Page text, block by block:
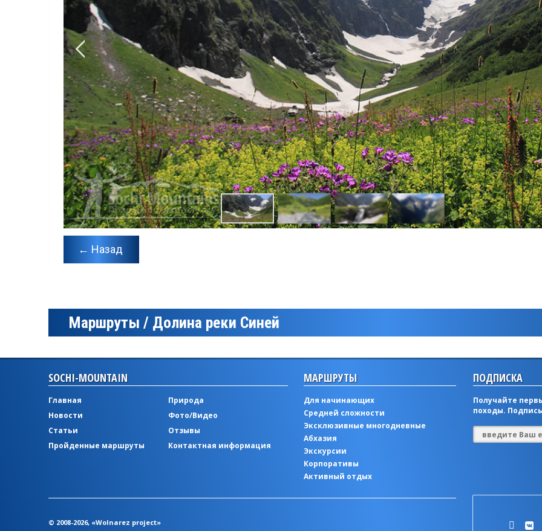
← Назад
Маршруты / Долина реки Синей
SOCHI-MOUNTAIN
Главная
Новости
Статьи
Пройденные маршруты
Природа
Фото/Видео
Отзывы
Контактная информация
МАРШРУТЫ
Для начинающих
Средней сложности
Эксклюзивные многодневные
Абхазия
Экскурсии
Корпоративы
Активный отдых
ПОДПИСКА
Получайте
походы.
© 2008-2026, «Wolnarez project»